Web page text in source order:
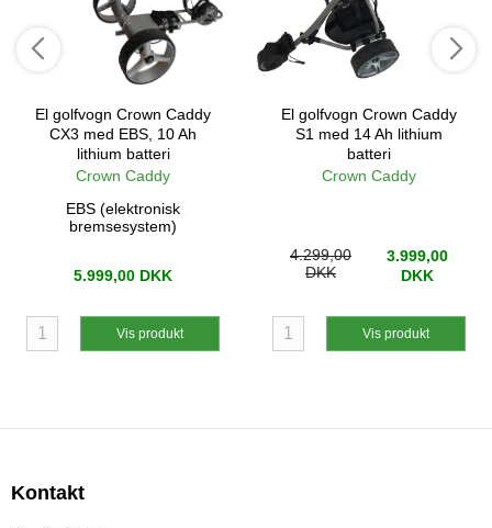
El golfvogn Crown Caddy
CX3 med EBS, 10 Ah
lithium batteri
Crown Caddy
EBS (elektronisk
bremsesystem)
5.999,00 DKK
Vis produkt
El golfvogn Crown Caddy
S1 med 14 Ah lithium
batteri
Crown Caddy
4.299,00
DKK
3.999,00
DKK
Vis produkt
Kontakt